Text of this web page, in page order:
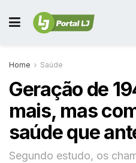
Home Saúde
Geração de
mais, mas
saúde que
Segundo estudo, os